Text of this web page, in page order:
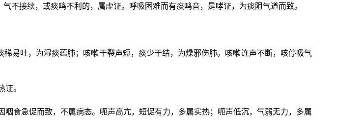
不接续，或痰鸣不利的，属虚证。呼吸困难而有痰鸣音，是哮证，为痰阻气道而致。
易吐，为湿痰蕴肺；咳嗽干裂声短，痰少干结，为燥邪伤肺。咳嗽连声不断，咳停吸气
。
食急促而致，不属病态。呃声高亢，短促有力，多属实热；呃声低沉，气弱无力，多属